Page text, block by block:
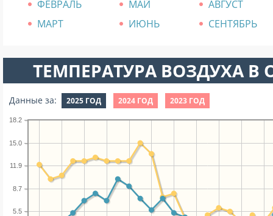
ФЕВРАЛЬ
МАЙ
АВГУСТ
МАРТ
ИЮНЬ СЕНТЯБРЬ
ТЕМПЕРАТУРА ВОЗДУХА В
Данные за: 2025 ГОД 2024 ГОД 2023 ГОД
5.5
8.7
11.9
15.0
18.2